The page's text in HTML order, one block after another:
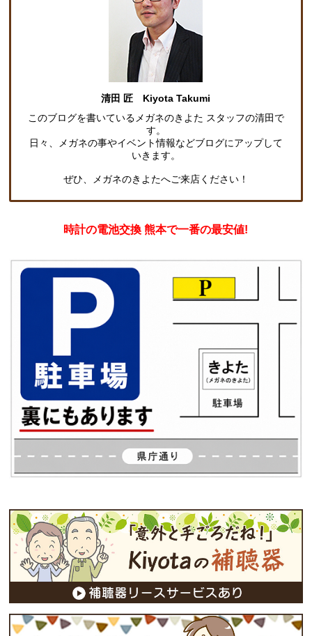
清田 匠 Kiyota Takumi
このブログを書いているメガネのきよた スタッフの清田で
す。
日々、メガネの事やイベント情報などブログにアップして
いきます。
ぜひ、メガネのきよたへご来店ください！
時計の電池交換 熊本で一番の最安値!